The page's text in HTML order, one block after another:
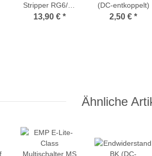
Stripper RG6/59
(Abisolierwerkzeug
13,90 € *
(DC-entkoppelt)
2,50 € *
Ähnliche